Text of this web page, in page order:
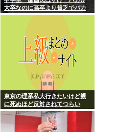
大卒なのに高卒より貧乏でバカ
が多いw」エックスで一万いいね
東京の理系私大行きたいけど親
に死ぬほど反対されてつらい